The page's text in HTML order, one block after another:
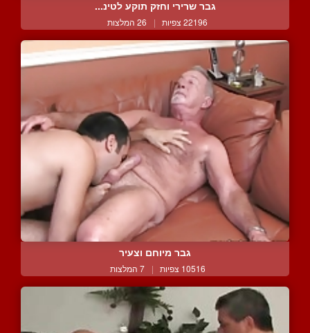
גבר שרירי וחזק תוקע לטינ...
22196 צפיות | 26 המלצות
גבר מיוחם וצעיר
10516 צפיות | 7 המלצות